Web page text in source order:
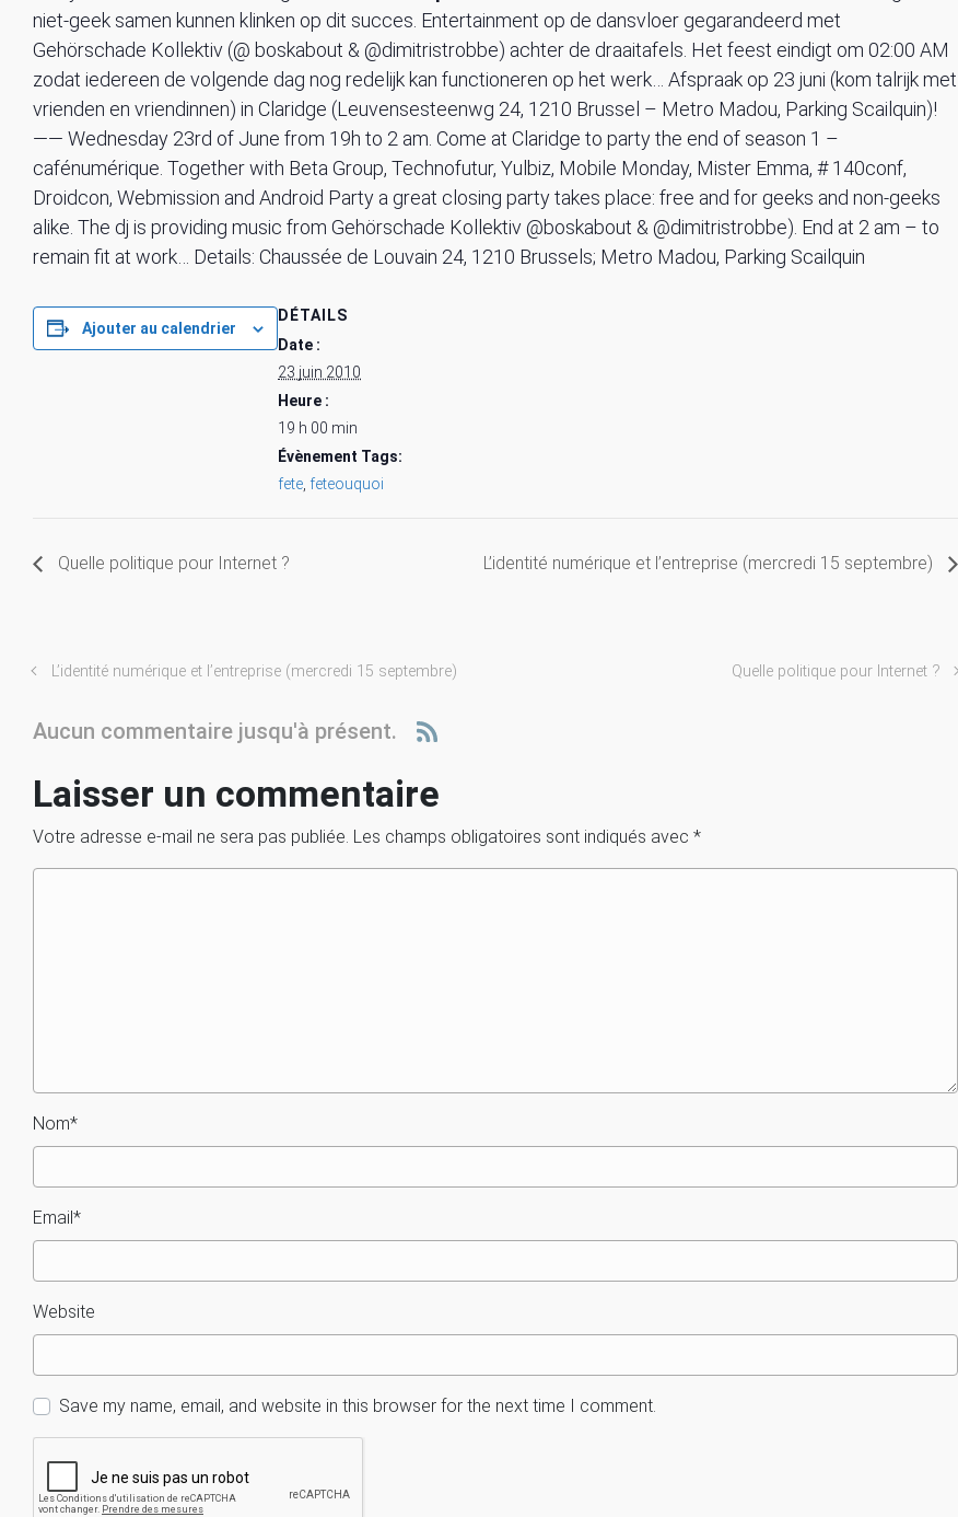
niet-geek samen kunnen klinken op dit succes. Entertainment op de dansvloer gegarandeerd met
Gehörschade Kollektiv (@ boskabout & @dimitristrobbe) achter de draaitafels. Het feest eindigt om 02:00 AM
zodat iedereen de volgende dag nog redelijk kan functioneren op het werk… Afspraak op 23 juni (kom talrijk met
vrienden en vriendinnen) in Claridge (Leuvensesteenwg 24, 1210 Brussel – Metro Madou, Parking Scailquin)!
—— Wednesday 23rd of June from 19h to 2 am. Come at Claridge to party the end of season 1 –
cafénumérique. Together with Beta Group, Technofutur, Yulbiz, Mobile Monday, Mister Emma, # 140conf,
Droidcon, Webmission and Android Party a great closing party takes place: free and for geeks and non-geeks
alike. The dj is providing music from Gehörschade Kollektiv @boskabout & @dimitristrobbe). End at 2 am – to
remain fit at work… Details: Chaussée de Louvain 24, 1210 Brussels; Metro Madou, Parking Scailquin
Ajouter au calendrier
DÉTAILS
Date :
23 juin 2010
Heure :
19 h 00 min
Évènement Tags:
fete feteouquoi
Quelle politique pour Internet ? L’identité numérique et l’entreprise (mercredi 15 septembre)
L’identité numérique et l’entreprise (mercredi 15 septembre) Quelle politique pour Internet ?
Aucun commentaire jusqu'à présent.
Laisser un commentaire
Votre adresse e-mail ne sera pas publiée. Les champs obligatoires sont indiqués avec *
Nom*
Email*
Website
Save my name, email, and website in this browser for the next time I comment.